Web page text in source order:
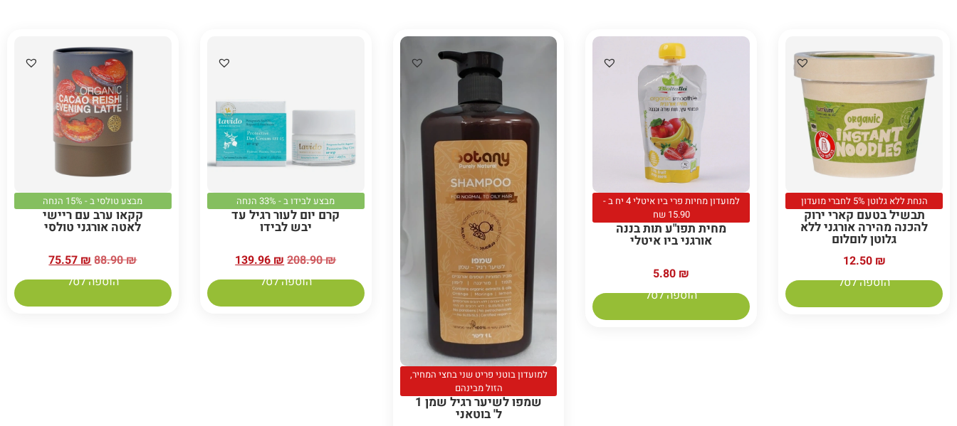
הנחת ללא גלוטן 5% לחברי מועדון
תבשיל בטעם קארי ירוק
להכנה מהירה אורגני ללא
גלוטן לוםלום
12.50 ₪
הוספה לסל
למועדון מחיות פרי ביו איטלי 4 יח ב -
15.90 שח
מחית תפו"ע תות בננה
אורגני ביו איטלי
5.80 ₪
הוספה לסל
למועדון בוטני פריט שני בחצי המחיר,
הזול מבינהם
שמפו לשיער רגיל שמן 1
ל' בוטאני
מבצע לבידו ב - 33% הנחה
קרם יום לעור רגיל עד
יבש לבידו
208.90₪
139.96₪
הוספה לסל
מבצע טולסי ב - 15% הנחה
קקאו ערב עם ריישי
לאטה אורגני טולסי
88.90₪
75.57₪
הוספה לסל